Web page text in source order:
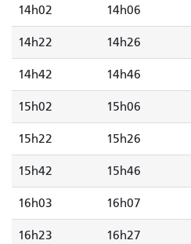
14h02 14h06
14h22 14h26
14h42 14h46
15h02 15h06
15h22 15h26
15h42 15h46
16h03 16h07
16h23 16h27